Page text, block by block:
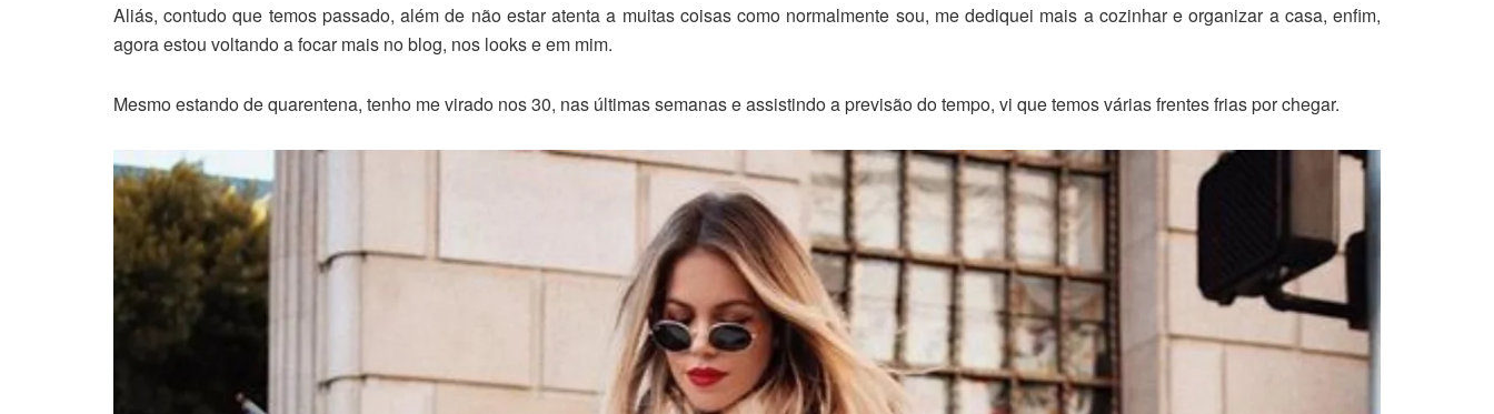
Aliás, contudo que temos passado, além de não estar atenta a muitas coisas como normalmente sou, me dediquei mais a cozinhar e organizar a casa, enfim,
agora estou voltando a focar mais no blog, nos looks e em mim.
Mesmo estando de quarentena, tenho me virado nos 30, nas últimas semanas e assistindo a previsão do tempo, vi que temos várias frentes frias por chegar.